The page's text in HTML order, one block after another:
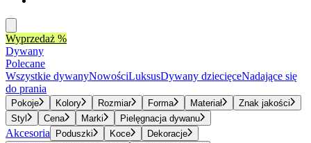
Wyprzedaż %
Dywany
Polecane
Wszystkie dywanyNowościLuksusDywany dziecięceNadające się
do prania
Pokoje Kolory Rozmiar Forma Materiał
Znak jakości
Styl
Cena Marki Pielęgnacja dywanu
Akcesoria Poduszki Koce
Dekoracje